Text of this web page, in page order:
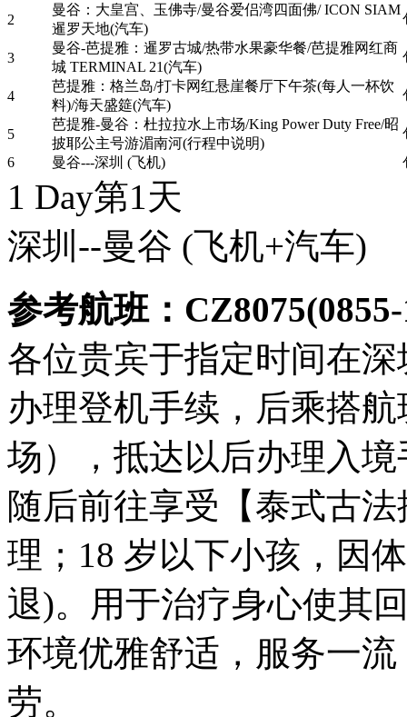
2
曼谷：大皇宫、玉佛寺/曼谷爱侣湾四面佛/ ICON SIAM
暹罗天地(汽车)
3
曼谷-芭提雅：暹罗古城/热带水果豪华餐/芭提雅网红商
城 TERMINAL 21(汽车)
4
芭提雅：格兰岛/打卡网红悬崖餐厅下午茶(每人一杯饮
料)/海天盛筵(汽车)
5
芭提雅-曼谷：杜拉拉水上市场/King Power Duty Free/昭
披耶公主号游湄南河(行程中说明)
6
曼谷---深圳 (飞机)
1 Day第1天
深圳--曼谷 (飞机+汽车)
参考航班：
各位贵宾于指定时间在
办理登机手续，后乘搭
场），抵达以后办理入境
随后前往享受【泰式古
理；18 岁以下小孩，因
退)。用于治疗身心使其
环境优雅舒适，服务一
劳。